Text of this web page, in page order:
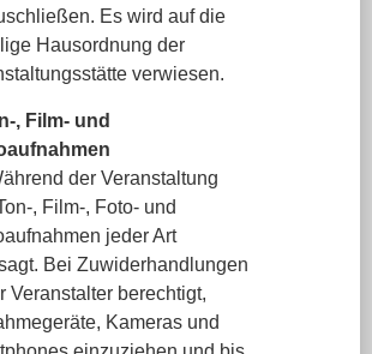
Es wird auf die
Hausordnung der
verwiesen.
, Film- und
der Veranstaltung
, Film-, Foto- und
jeder Art
Bei Zuwiderhandlungen
Veranstalter berechtigt,
Kameras und